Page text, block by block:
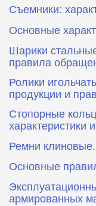
Съемники:
Основные
Шарики
правила
Ролики
продукции и
Стопорные
характеристики
Ремни
Основные
армированных